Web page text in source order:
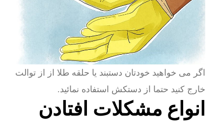
اگر می خواهید خودتان دستبند یا حلقه طلا از از توالت
خارج کنید حتما از دستکش استفاده نمائید.
انواع مشکلات افتادن